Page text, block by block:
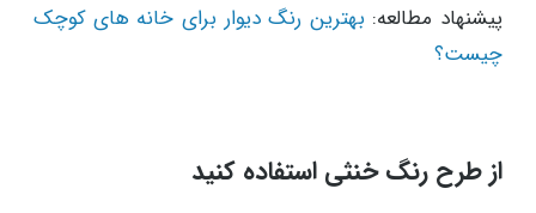
پیشنهاد مطالعه:بهترین رنگ دیوار برای خانه های کوچک
چیست؟
از طرح رنگ خنثی استفاده کنید